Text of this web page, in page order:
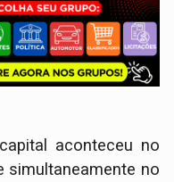
aconteceu no
simultaneamente no